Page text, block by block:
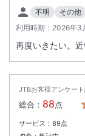
不明
その他
利用時期： 2026年3
再度いきたい。近
JTBお客様アンケー
総合： 88点
サービス： 89点